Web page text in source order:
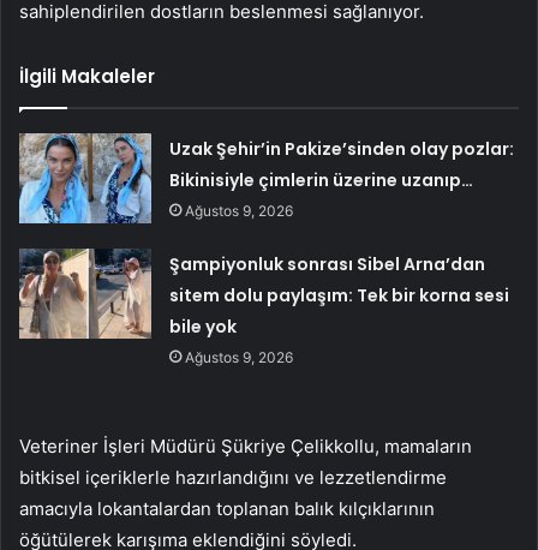
sahiplendirilen dostların beslenmesi sağlanıyor.
İlgili Makaleler
Uzak Şehir’in Pakize’sinden olay pozlar:
Bikinisiyle çimlerin üzerine uzanıp…
Ağustos 9, 2026
Şampiyonluk sonrası Sibel Arna’dan
sitem dolu paylaşım: Tek bir korna sesi
bile yok
Ağustos 9, 2026
Veteriner İşleri Müdürü Şükriye Çelikkollu, mamaların
bitkisel içeriklerle hazırlandığını ve lezzetlendirme
amacıyla lokantalardan toplanan balık kılçıklarının
öğütülerek karışıma eklendiğini söyledi.